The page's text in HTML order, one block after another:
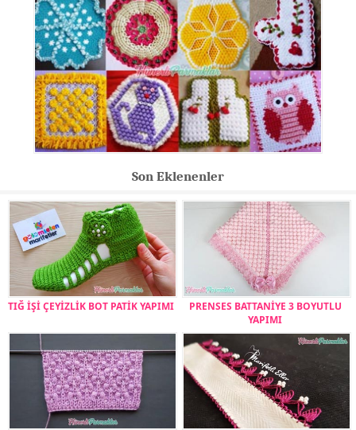
Son Eklenenler
TIĞ İŞİ ÇEYİZLİK BOT PATİK YAPIMI
PRENSES BATTANİYE 3 BOYUTLU
YAPIMI